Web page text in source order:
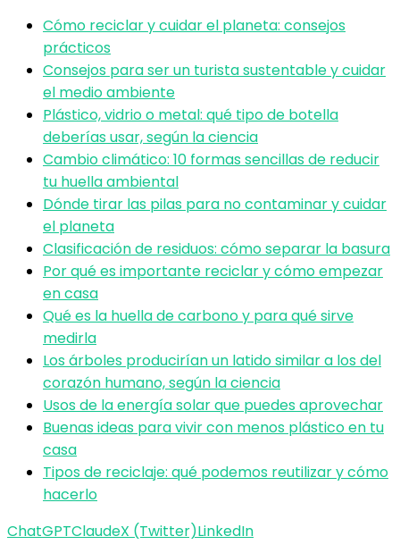
Cómo reciclar y cuidar el planeta: consejos
prácticos
Consejos para ser un turista sustentable y cuidar
el medio ambiente
Plástico, vidrio o metal: qué tipo de botella
deberías usar, según la ciencia
Cambio climático: 10 formas sencillas de reducir
tu huella ambiental
Dónde tirar las pilas para no contaminar y cuidar
el planeta
Clasificación de residuos: cómo separar la basura
Por qué es importante reciclar y cómo empezar
en casa
Qué es la huella de carbono y para qué sirve
medirla
Los árboles producirían un latido similar a los del
corazón humano, según la ciencia
Usos de la energía solar que puedes aprovechar
Buenas ideas para vivir con menos plástico en tu
casa
Tipos de reciclaje: qué podemos reutilizar y cómo
hacerlo
ChatGPTClaudeX (Twitter)LinkedIn